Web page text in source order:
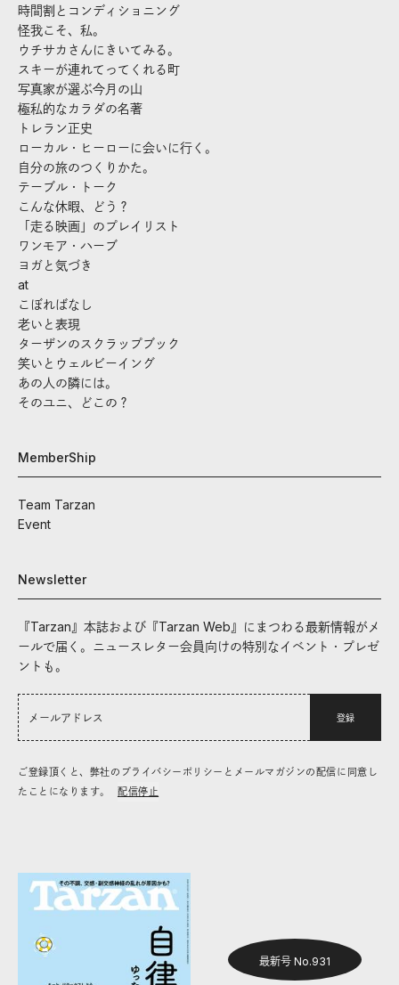
時間割とコンディショニング
怪我こそ、私。
ウチサカさんにきいてみる。
スキーが連れてってくれる町
写真家が選ぶ今月の山
極私的なカラダの名著
トレラン正史
ローカル・ヒーローに会いに行く。
自分の旅のつくりかた。
テーブル・トーク
こんな休暇、どう？
「走る映画」のプレイリスト
ワンモア・ハーブ
ヨガと気づき
at
こぼればなし
老いと表現
ターザンのスクラップブック
笑いとウェルビーイング
あの人の隣には。
そのユニ、どこの？
MemberShip
Team Tarzan
Event
Newsletter
『Tarzan』本誌および『Tarzan Web』にまつわる最新情報がメ
ールで届く。ニュースレター会員向けの特別なイベント・プレゼ
ントも。
登録
ご登録頂くと、弊社のプライバシーポリシーとメールマガジンの配信に同意し
たことになります。
配信停止
最新号 No.931